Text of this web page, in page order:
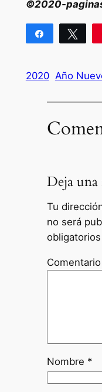
©2020-
Compartir
2020 Año
Deja una
Tu
no será
Comentario
Nombre *